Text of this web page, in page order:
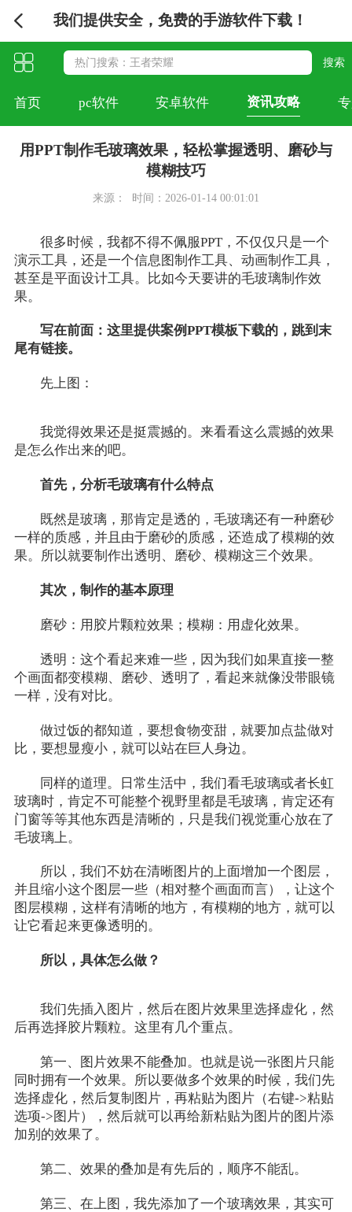
我们提供安全，免费的手游软件下载！
首页 pc软件 安卓软件 资讯攻略
用PPT制作毛玻璃效果，轻松掌握透明、磨砂与
模糊技巧
来源： 时间：2026-01-14 00:01:01
很多时候，我都不得不佩服PPT，不仅仅只是一个
演示工具，还是一个信息图制作工具、动画制作工具，
甚至是平面设计工具。比如今天要讲的毛玻璃制作效
果。
写在前面：这里提供案例PPT模板下载的，跳到末
尾有链接。
先上图：
我觉得效果还是挺震撼的。来看看这么震撼的效果
是怎么作出来的吧。
首先，分析毛玻璃有什么特点
既然是玻璃，那肯定是透的，毛玻璃还有一种磨砂
一样的质感，并且由于磨砂的质感，还造成了模糊的效
果。所以就要制作出透明、磨砂、模糊这三个效果。
其次，制作的基本原理
磨砂：用胶片颗粒效果；模糊：用虚化效果。
透明：这个看起来难一些，因为我们如果直接一整
个画面都变模糊、磨砂、透明了，看起来就像没带眼镜
一样，没有对比。
做过饭的都知道，要想食物变甜，就要加点盐做对
比，要想显瘦小，就可以站在巨人身边。
同样的道理。日常生活中，我们看毛玻璃或者长虹
玻璃时，肯定不可能整个视野里都是毛玻璃，肯定还有
门窗等等其他东西是清晰的，只是我们视觉重心放在了
毛玻璃上。
所以，我们不妨在清晰图片的上面增加一个图层，
并且缩小这个图层一些（相对整个画面而言），让这个
图层模糊，这样有清晰的地方，有模糊的地方，就可以
让它看起来更像透明的。
所以，具体怎么做？
我们先插入图片，然后在图片效果里选择虚化，然
后再选择胶片颗粒。这里有几个重点。
第一、图片效果不能叠加。也就是说一张图片只能
同时拥有一个效果。所以要做多个效果的时候，我们先
选择虚化，然后复制图片，再粘贴为图片（右键->粘贴
选项->图片），然后就可以再给新粘贴为图片的图片添
加别的效果了。
第二、效果的叠加是有先后的，顺序不能乱。
第三、在上图，我先添加了一个玻璃效果，其实可